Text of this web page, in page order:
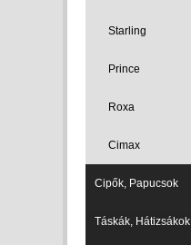
Starling
Prince
Roxa
Cimax
Cipők, Papucsok
Táskák, Hátizsákok